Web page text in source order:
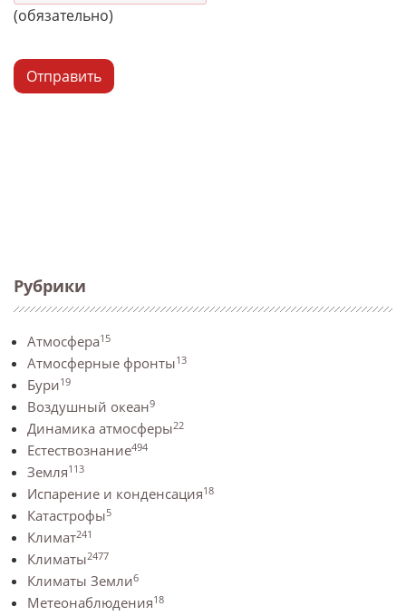
Рубрики
Атмосфера15
Атмосферные фронты13
Бури19
Воздушный океан9
Динамика атмосферы22
Естествознание494
Земля113
Испарение и конденсация18
Катастрофы5
Климат241
Климаты2477
Климаты Земли6
Метеонаблюдения18
(обязательно)
Отправить